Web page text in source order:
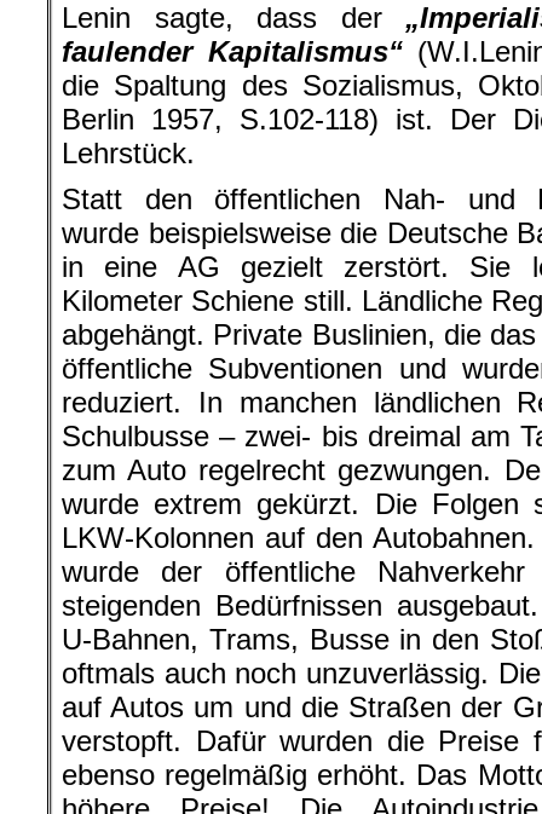
Lenin sagte, dass der
faulender Kapitalismus“
die Spaltung des Sozialismus,
Berlin 1957, S.102-118) ist. Der
Lehrstück.
Statt den öffentlichen Nah- und
wurde beispielsweise die Deutsche
in eine AG gezielt zerstört. Sie
Kilometer Schiene still. Ländliche
abgehängt. Private Buslinien, die
öffentliche Subventionen und
reduziert. In manchen ländlichen
Schulbusse – zwei- bis dreimal am
zum Auto regelrecht gezwungen.
wurde extrem gekürzt. Die Folgen
LKW-Kolonnen auf den
wurde der öffentliche
steigenden Bedürfnissen
U-Bahnen, Trams, Busse in den
oftmals auch noch unzuverlässig.
auf Autos um und die Straßen der
verstopft. Dafür wurden die Preise
ebenso regelmäßig erhöht. Das